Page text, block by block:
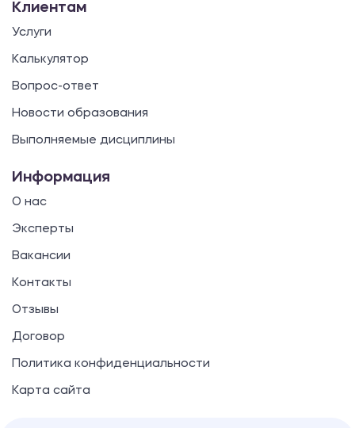
Клиентам
Услуги
Калькулятор
Вопрос-ответ
Новости образования
Выполняемые дисциплины
Информация
О нас
Эксперты
Вакансии
Контакты
Отзывы
Договор
Политика конфиденциальности
Карта сайта